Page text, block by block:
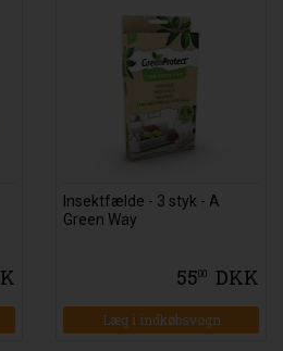
Insektfælde - 3 styk - A
Green Way
5500 DKK